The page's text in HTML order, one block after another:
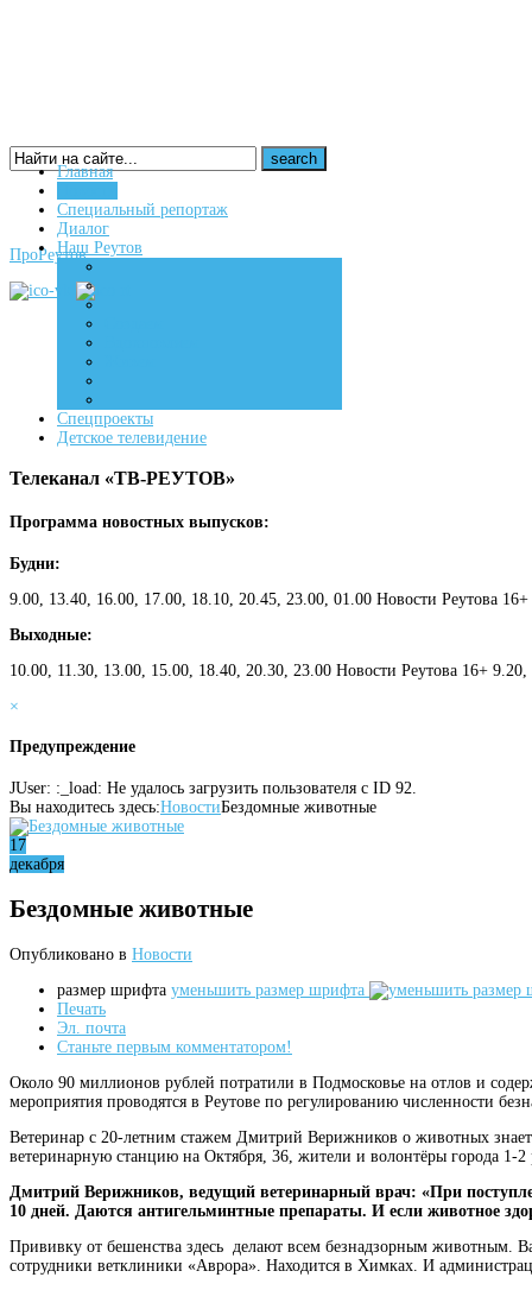
16+
ПроРеутов
Главная
Специальный репортаж
Диалог
Наш Реутов
Спецпроекты
Детское телевидение
Телеканал «ТВ-РЕУТОВ»
Программа новостных выпусков:
Будни:
9.00, 13.40, 16.00, 17.00, 18.10, 20.45, 23.00, 01.00 Новости Реутова
Выходные:
10.00, 11.30, 13.00, 15.00, 18.40, 20.30, 23.00 Новости Реутова 16+
×
Предупреждение
JUser: :_load: Не удалось загрузить пользователя с ID 92.
Вы находитесь здесь:НовостиБездомные животные
17
декабря
Бездомные животные
Опубликовано в Новости
размер шрифта уменьшить размер шрифта
Печать
Эл. почта
Станьте первым комментатором!
Около 90 миллионов рублей потратили в Подмосковье на отлов и
мероприятия проводятся в Реутове по регулированию численности
Ветеринар с 20-летним стажем Дмитрий Верижников о животных
ветеринарную станцию на Октября, 36, жители и волонтёры города
Дмитрий Верижников, ведущий ветеринарный врач: «При
10 дней. Даются антигельминтные препараты. И если животное
Прививку от бешенства здесь делают всем безнадзорным животным.
сотрудники ветклиники «Аврора». Находится в Химках. И